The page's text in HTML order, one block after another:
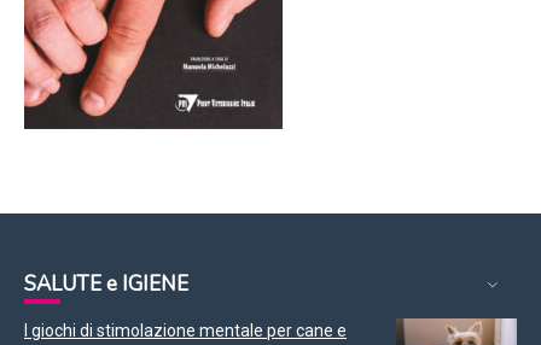
SALUTE e IGIENE
I giochi di stimolazione mentale per cane e